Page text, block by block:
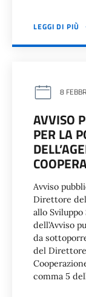
LEGGI DI PIÙ
8
AVVISO
PER LA
Avviso
Direttore
allo
dell’Avviso
da
del Direttore
comma 5